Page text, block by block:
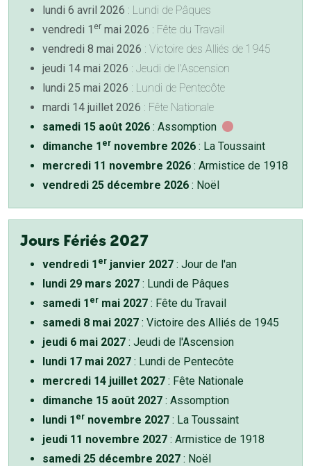
lundi 6 avril 2026 : Lundi de Pâques
vendredi 1 er mai 2026 : Fête du Travail
vendredi 8 mai 2026 : Victoire des Alliés de 1945
jeudi 14 mai 2026 : Jeudi de l'Ascension
lundi 25 mai 2026 : Lundi de Pentecôte
mardi 14 juillet 2026 : Fête Nationale
samedi 15 août 2026 : Assomption
dimanche 1 er novembre 2026 : La Toussaint
mercredi 11 novembre 2026 : Armistice de 1918
vendredi 25 décembre 2026 : Noël
Jours Fériés 2027
vendredi 1 er janvier 2027 : Jour de l'an
lundi 29 mars 2027 : Lundi de Pâques
samedi 1 er mai 2027 : Fête du Travail
samedi 8 mai 2027 : Victoire des Alliés de 1945
jeudi 6 mai 2027 : Jeudi de l'Ascension
lundi 17 mai 2027 : Lundi de Pentecôte
mercredi 14 juillet 2027 : Fête Nationale
dimanche 15 août 2027 : Assomption
lundi 1 er novembre 2027 : La Toussaint
jeudi 11 novembre 2027 : Armistice de 1918
samedi 25 décembre 2027 : Noël